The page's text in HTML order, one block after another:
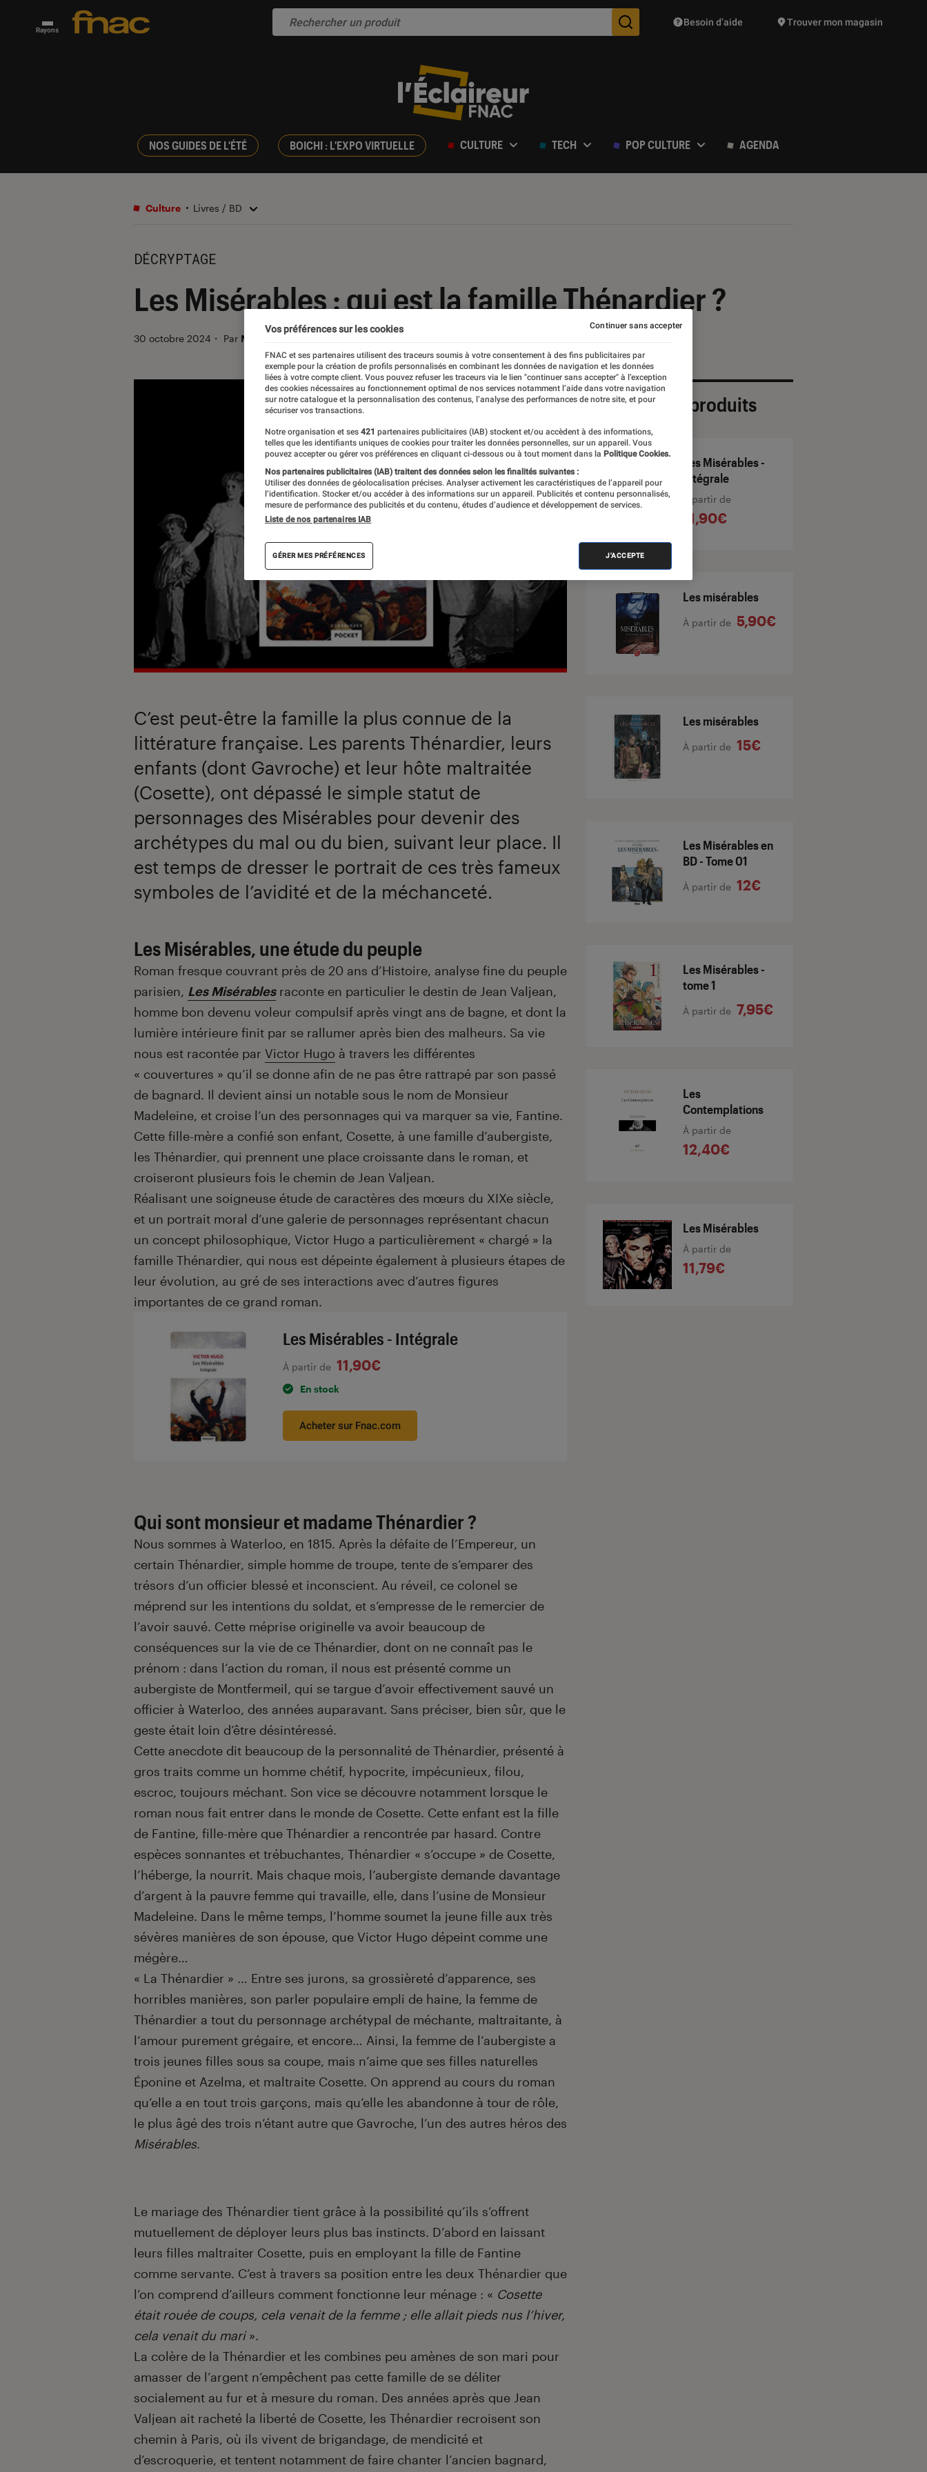
Rayons Des suggestions de produits vont vous être proposées
Besoin d’aide Trouver mon magasin
NOS GUIDES DE L'ÉTÉ BOICHI : L'EXPO VIRTUELLE CULTURE TECH POP CULTURE AGENDA
Culture Livres / BD
DÉCRYPTAGE
Les Misérables : qui est la famille Thénardier ?
30 octobre 2024 ・ Par Melanie C.
C’est peut-être la famille la plus connue de la
littérature française. Les parents Thénardier, leurs
enfants (dont Gavroche) et leur hôte maltraitée
(Cosette), ont dépassé le simple statut de
personnages des Misérables pour devenir des
archétypes du mal ou du bien, suivant leur place. Il
est temps de dresser le portrait de ces très fameux
symboles de l’avidité et de la méchanceté.
Les Misérables, une étude du peuple
Roman fresque couvrant près de 20 ans d’Histoire, analyse fine du peuple
parisien, Les Misérables raconte en particulier le destin de Jean Valjean,
homme bon devenu voleur compulsif après vingt ans de bagne, et dont la
lumière intérieure finit par se rallumer après bien des malheurs. Sa vie
nous est racontée par Victor Hugo à travers les différentes
« couvertures » qu’il se donne afin de ne pas être rattrapé par son passé
de bagnard. Il devient ainsi un notable sous le nom de Monsieur
Madeleine, et croise l’un des personnages qui va marquer sa vie, Fantine.
Cette fille-mère a confié son enfant, Cosette, à une famille d’aubergiste,
les Thénardier, qui prennent une place croissante dans le roman, et
croiseront plusieurs fois le chemin de Jean Valjean.
Réalisant une soigneuse étude de caractères des mœurs du XIXe siècle,
et un portrait moral d’une galerie de personnages représentant chacun
un concept philosophique, Victor Hugo a particulièrement « chargé » la
famille Thénardier, qui nous est dépeinte également à plusieurs étapes de
leur évolution, au gré de ses interactions avec d’autres figures
importantes de ce grand roman.
Les Misérables - Intégrale
À partir de 11,90€
En stock
Acheter sur Fnac.com
Qui sont monsieur et madame Thénardier ?
Nous sommes à Waterloo, en 1815. Après la défaite de l’Empereur, un
certain Thénardier, simple homme de troupe, tente de s’emparer des
trésors d’un officier blessé et inconscient. Au réveil, ce colonel se
méprend sur les intentions du soldat, et s’empresse de le remercier de
l’avoir sauvé. Cette méprise originelle va avoir beaucoup de
conséquences sur la vie de ce Thénardier, dont on ne connaît pas le
prénom : dans l’action du roman, il nous est présenté comme un
aubergiste de Montfermeil, qui se targue d’avoir effectivement sauvé un
officier à Waterloo, des années auparavant. Sans préciser, bien sûr, que le
geste était loin d’être désintéressé.
Cette anecdote dit beaucoup de la personnalité de Thénardier, présenté à
gros traits comme un homme chétif, hypocrite, impécunieux, filou,
escroc, toujours méchant. Son vice se découvre notamment lorsque le
roman nous fait entrer dans le monde de Cosette. Cette enfant est la fille
de Fantine, fille-mère que Thénardier a rencontrée par hasard. Contre
espèces sonnantes et trébuchantes, Thénardier « s’occupe » de Cosette,
l’héberge, la nourrit. Mais chaque mois, l’aubergiste demande davantage
d’argent à la pauvre femme qui travaille, elle, dans l’usine de Monsieur
Madeleine. Dans le même temps, l’homme soumet la jeune fille aux très
sévères manières de son épouse, que Victor Hugo dépeint comme une
mégère…
« La Thénardier » … Entre ses jurons, sa grossièreté d’apparence, ses
horribles manières, son parler populaire empli de haine, la femme de
Thénardier a tout du personnage archétypal de méchante, maltraitante, à
l’amour purement grégaire, et encore… Ainsi, la femme de l’aubergiste a
trois jeunes filles sous sa coupe, mais n’aime que ses filles naturelles
Éponine et Azelma, et maltraite Cosette. On apprend au cours du roman
qu’elle a en tout trois garçons, mais qu’elle les abandonne à tour de rôle,
le plus âgé des trois n’étant autre que Gavroche, l’un des autres héros des
Misérables.
Le mariage des Thénardier tient grâce à la possibilité qu’ils s’offrent
mutuellement de déployer leurs plus bas instincts. D’abord en laissant
leurs filles maltraiter Cosette, puis en employant la fille de Fantine
comme servante. C’est à travers sa position entre les deux Thénardier que
l’on comprend d’ailleurs comment fonctionne leur ménage : « Cosette
était rouée de coups, cela venait de la femme ; elle allait pieds nus l’hiver,
cela venait du mari».
La colère de la Thénardier et les combines peu amènes de son mari pour
amasser de l’argent n’empêchent pas cette famille de se déliter
socialement au fur et à mesure du roman. Des années après que Jean
Valjean ait racheté la liberté de Cosette, les Thénardier recroisent son
chemin à Paris, où ils vivent de brigandage, de mendicité et
d’escroquerie, et tentent notamment de faire chanter l’ancien bagnard,
Sélection de produits
Les Misérables -
Intégrale
À partir de
11,90€
Les misérables
À partir de 5,90€
Les misérables
À partir de 15€
Les Misérables en
BD - Tome 01
À partir de 12€
Les Misérables -
tome 1
À partir de 7,95€
Les
Contemplations
À partir de
12,40€
Les Misérables
À partir de
11,79€
Vos préférences sur les cookies
FNAC et ses partenaires utilisent des traceurs soumis à votre consentement à des fins publicitaires par
exemple pour la création de profils personnalisés en combinant les données de navigation et les données
liées à votre compte client. Vous pouvez refuser les traceurs via le lien "continuer sans accepter" à l’exception
des cookies nécessaires au fonctionnement optimal de nos services notamment l’aide dans votre navigation
sur notre catalogue et la personnalisation des contenus, l’analyse des performances de notre site, et pour
sécuriser vos transactions.
Notre organisation et ses 421 partenaires publicitaires (IAB) stockent et/ou accèdent à des informations,
telles que les identifiants uniques de cookies pour traiter les données personnelles, sur un appareil. Vous
pouvez accepter ou gérer vos préférences en cliquant ci-dessous ou à tout moment dans la Politique Cookies.
Nos partenaires publicitaires (IAB) traitent des données selon les finalités suivantes :
Utiliser des données de géolocalisation précises. Analyser activement les caractéristiques de l’appareil pour
l’identification. Stocker et/ou accéder à des informations sur un appareil. Publicités et contenu personnalisés,
mesure de performance des publicités et du contenu, études d’audience et développement de services.
Liste de nos partenaires IAB
GÉRER MES PRÉFÉRENCES J'ACCEPTE
Continuer sans accepter